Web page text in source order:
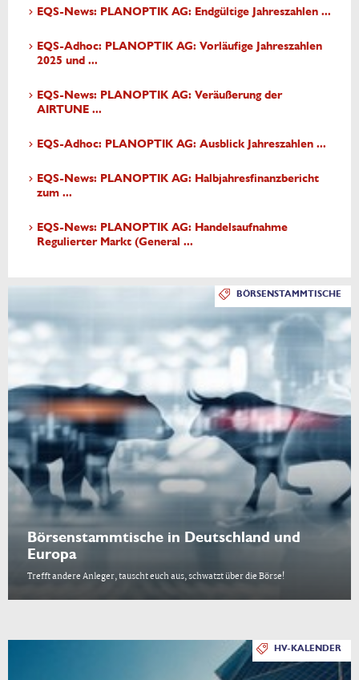
EQS-News: PLANOPTIK AG: Endgültige Jahreszahlen ...
EQS-Adhoc: PLANOPTIK AG: Vorläufige Jahreszahlen
2025 und ...
EQS-News: PLANOPTIK AG: Veräußerung der
AIRTUNE ...
EQS-Adhoc: PLANOPTIK AG: Ausblick Jahreszahlen ...
EQS-News: PLANOPTIK AG: Halbjahresfinanzbericht
zum ...
EQS-News: PLANOPTIK AG: Handelsaufnahme
Regulierter Markt (General ...
BÖRSENSTAMMTISCHE
Börsenstammtische in Deutschland und
Europa
Trefft andere Anleger, tauscht euch aus, schwatzt über die Börse!
HV-KALENDER